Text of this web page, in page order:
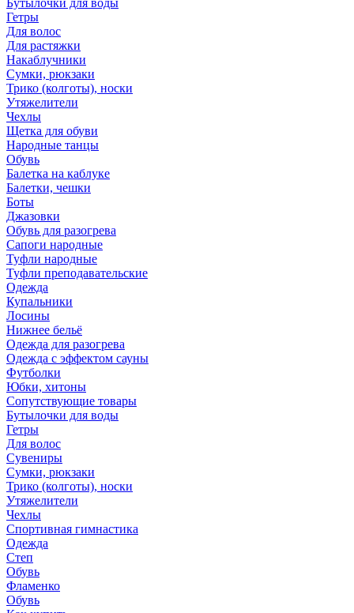
Бутылочки для воды
Гетры
Для волос
Для растяжки
Накаблучники
Сумки, рюкзаки
Трико (колготы), носки
Утяжелители
Чехлы
Щетка для обуви
Народные танцы
Обувь
Балетка на каблуке
Балетки, чешки
Боты
Джазовки
Обувь для разогрева
Сапоги народные
Туфли народные
Туфли преподавательские
Одежда
Купальники
Лосины
Нижнее бельё
Одежда для разогрева
Одежда с эффектом сауны
Футболки
Юбки, хитоны
Сопутствующие товары
Бутылочки для воды
Гетры
Для волос
Сувениры
Сумки, рюкзаки
Трико (колготы), носки
Утяжелители
Чехлы
Спортивная гимнастика
Одежда
Степ
Обувь
Фламенко
Обувь